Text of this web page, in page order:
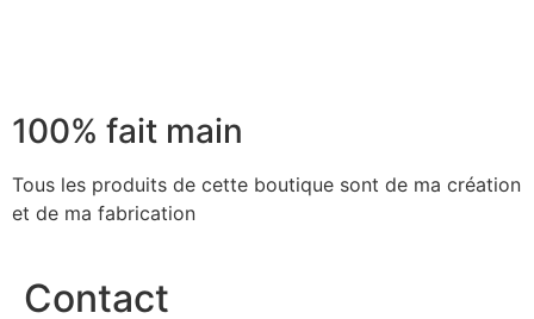
100% fait main
Tous les produits de cette boutique sont de ma création
et de ma fabrication
Contact